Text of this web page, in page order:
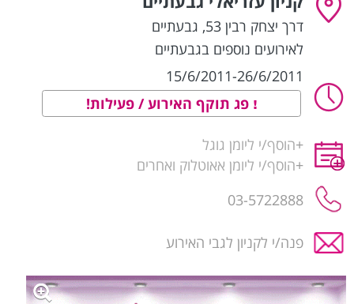
דרך יצחק רבין 53 , גבעתיים
לאירועים נוספים בגבעתיים
15/6/2011-26/6/2011
פג תוקף האירוע / פעילות!
+הוסף/י ליומן גוגל
+הוסף/י ליומן אאוטלוק ואחרים
03-5722888
פנה/י לקניון לגבי האירוע